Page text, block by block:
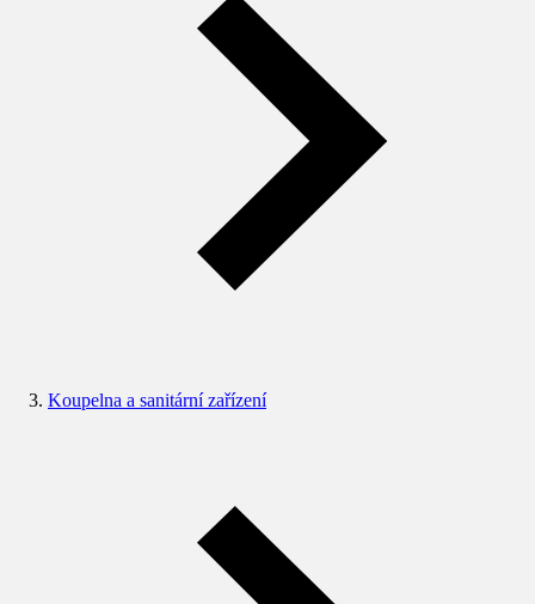
Koupelna a sanitární zařízení